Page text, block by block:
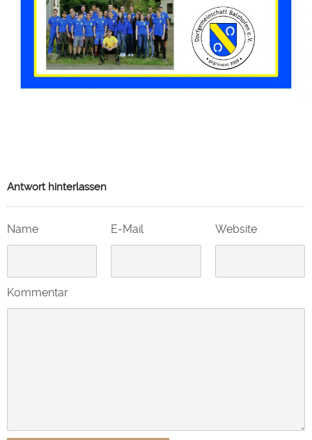
Antwort hinterlassen
Name E-Mail Website
Kommentar